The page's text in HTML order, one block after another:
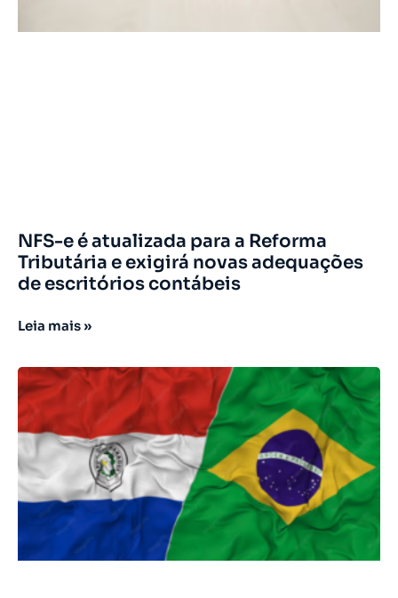
NFS-e é atualizada para a Reforma
Tributária e exigirá novas adequações
de escritórios contábeis
Leia mais »